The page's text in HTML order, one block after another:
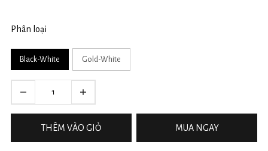
Phân loại
Black-White Gold-White
THÊM VÀO GIỎ MUA NGAY